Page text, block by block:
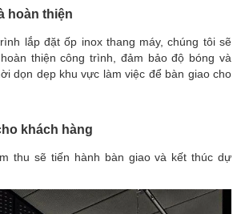
hoàn thiện
lắp đặt ốp inox thang máy, chúng tôi sẽ
thiện công trình, đảm bảo độ bóng và
dọn dẹp khu vực làm việc để bàn giao cho
khách hàng
thu sẽ tiến hành bàn giao và kết thúc dự